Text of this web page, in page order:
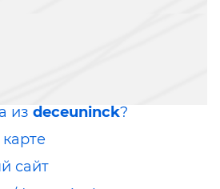
из deceuninck?
сайт